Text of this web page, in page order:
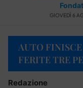
GIOVEDÌ 6
AUTO
FERITE TRE
Redazione